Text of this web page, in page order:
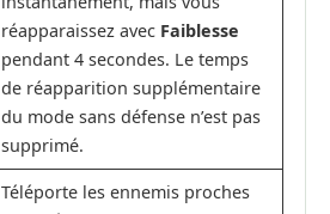
réapparaissez avec Faiblesse
pendant 4 secondes. Le temps
de réapparition supplémentaire
du mode sans défense n’est pas
supprimé.
Téléporte les ennemis proches